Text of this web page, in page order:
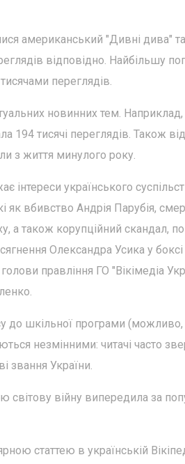
американський "Дивні дива"
відповідно. Найбільшу
переглядів.
новинних тем. Наприклад,
194 тисячі переглядів. Також
з життя минулого року.
інтереси українського
як вбивство Андрія Парубія,
а також корупційний скандал,
Олександра Усика у боксі
правління ГО "Вікімедіа
до шкільної програми
незмінними: читачі часто
звання України.
світову війну випередила за
статтею в українській